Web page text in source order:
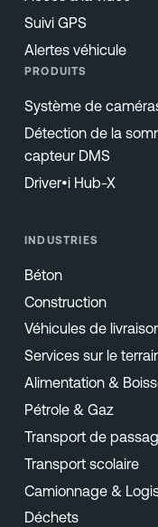
Suivi GPS
Alertes véhicule
PRODUITS
Système de
Détection de la
capteur DMS
Driver•i Hub-X
INDUSTRIES
Béton
Construction
Véhicules de
Services sur le
Alimentation &
Pétrole & Gaz
Transport de
Transport scolaire
Camionnage &
Déchets